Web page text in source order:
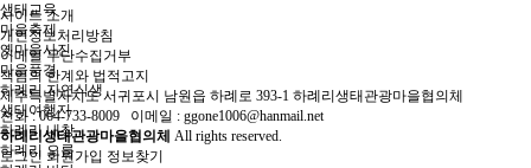
생태교육
마을축제
옛마을사진
마을풍경
하례리 자연식생
생태여행지
하례리 내창
하례리 오름
사이트 소개
개인정보처리방침
이메일 무단수집거부
책임의 한계와 법적고지
제주특별자치도 서귀포시 남원읍 하례로 393-1 하례리생태관광마을협의체
전화 : 064-733-8009 이메일 : ggone1006@hanmail.net
하례리생태관광마을협의체 All rights reserved.
로그인 회원가입 정보찾기